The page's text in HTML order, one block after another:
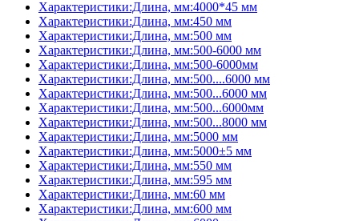
Характеристики:Длина, мм:4000*45 мм
Характеристики:Длина, мм:450 мм
Характеристики:Длина, мм:500 мм
Характеристики:Длина, мм:500-6000 мм
Характеристики:Длина, мм:500-6000мм
Характеристики:Длина, мм:500....6000 мм
Характеристики:Длина, мм:500...6000 мм
Характеристики:Длина, мм:500...6000мм
Характеристики:Длина, мм:500...8000 мм
Характеристики:Длина, мм:5000 мм
Характеристики:Длина, мм:5000±5 мм
Характеристики:Длина, мм:550 мм
Характеристики:Длина, мм:595 мм
Характеристики:Длина, мм:60 мм
Характеристики:Длина, мм:600 мм